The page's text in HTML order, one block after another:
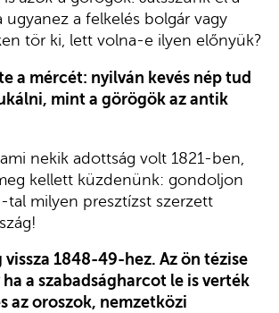
a felkelés bolgár vagy
tör ki, lett volna-e ilyen előnyük?
a mércét: nyilván kevés nép tud
mint a görögök az antik
nekik adottság volt 1821-ben,
kellett küzdenünk: gondoljon
tal milyen presztízst szerzett
1848-49-hez. Az ön tézise
a szabadságharcot le is verték
az oroszok, nemzetközi